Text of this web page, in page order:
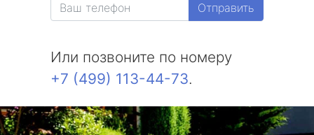
Отправить
Или позвоните по номеру
+7 (499) 113-44-73.